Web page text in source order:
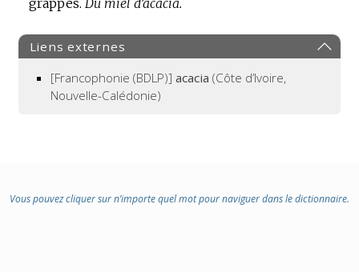
Liens externes
[Francophonie (BDLP)] acacia (Côte d’Ivoire,
Nouvelle-Calédonie)
Vous pouvez cliquer sur n’importe quel mot pour naviguer dans le dictionnaire.